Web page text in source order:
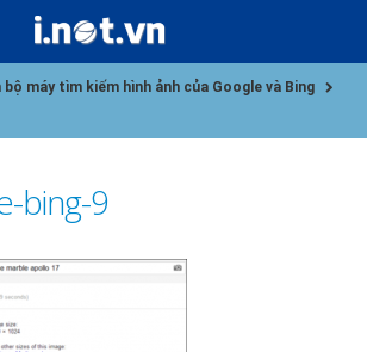
bộ máy tìm kiếm hình ảnh của Google và Bing
bing-9